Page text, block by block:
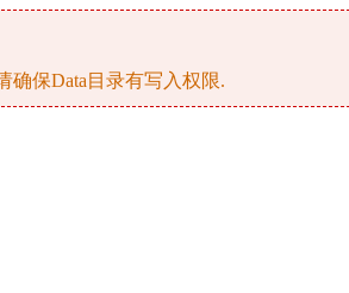
确保Data目录有写入权限.